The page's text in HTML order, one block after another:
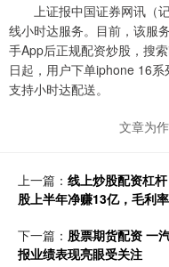
上证报中国证券网讯（记
线小时达服务。目前，该服
手App后正规配资炒股，搜
日起，用户下单iphone 16
支持小时达配送。
文章为
上一篇： 线上炒股配资杠
股上半年净赚13亿，毛利
下一篇： 股票期货配资 一
报业绩表现亮眼受关注